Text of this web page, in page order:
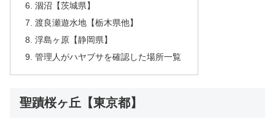
涸沼【茨城県】
渡良瀬遊水地【栃木県他】
浮島ヶ原【静岡県】
管理人がハヤブサを確認した場所一覧
聖蹟桜ヶ丘【東京都】